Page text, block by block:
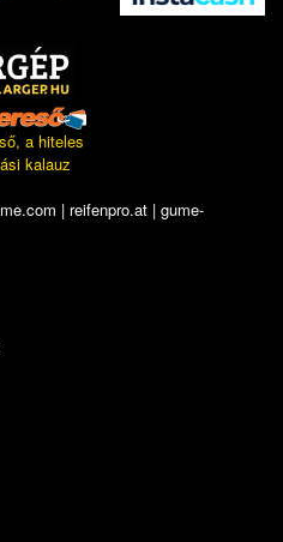
a hiteles
kalauz
| reifenpro.at | gume-